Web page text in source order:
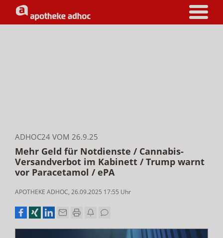
ADHOC24 VOM 26.9.25
Mehr Geld für Notdienste / Cannabis-
Versandverbot im Kabinett / Trump warnt
vor Paracetamol / ePA
APOTHEKE ADHOC, 26.09.2025 17:55 Uhr